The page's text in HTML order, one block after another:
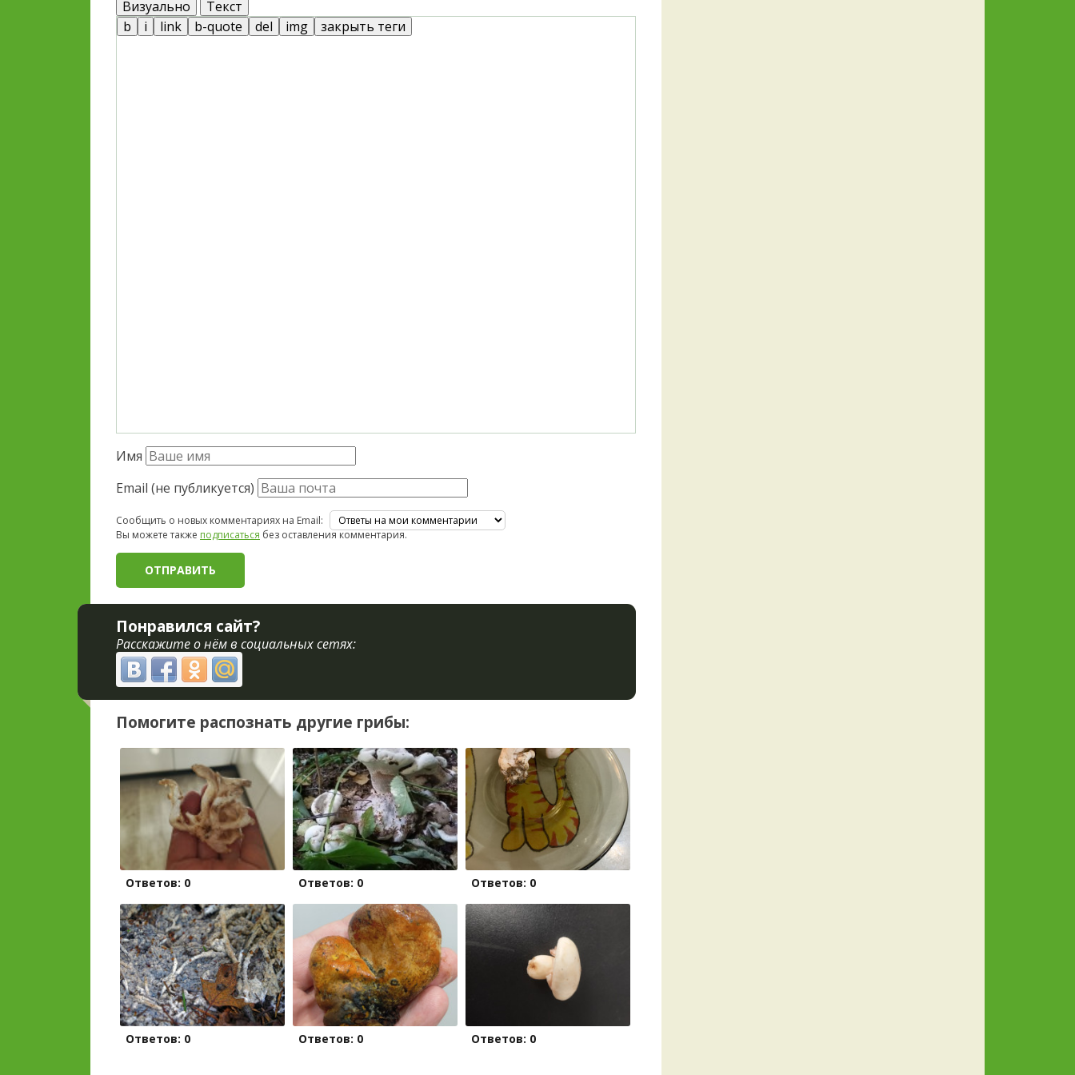
Визуально Текст
Имя
Email (не публикуется)
Сообщить о новых комментариях на Email:
Вы можете также подписаться без оставления комментария.
Понравился сайт?
Расскажите о нём в социальных сетях:
Помогите распознать другие грибы:
Ответов: 0 Ответов: 0 Ответов: 0
Ответов: 0 Ответов: 0 Ответов: 0